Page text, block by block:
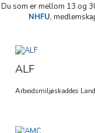
Du som er mellom 13 og
NHFU,
ALF
Arbeidsmiljøskaddes